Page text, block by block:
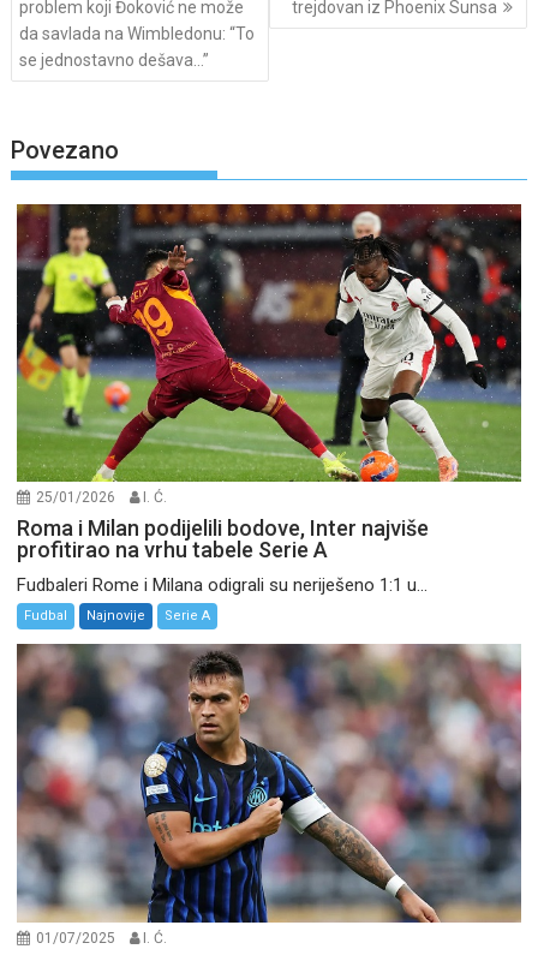
problem koji Đoković ne može
da savlada na Wimbledonu: “To
se jednostavno dešava…”
trejdovan iz Phoenix Sunsa
Povezano
25/01/2026 I. Ć.
Roma i Milan podijelili bodove, Inter najviše
profitirao na vrhu tabele Serie A
Fudbaleri Rome i Milana odigrali su neriješeno 1:1 u...
Fudbal Najnovije Serie A
01/07/2025 I. Ć.